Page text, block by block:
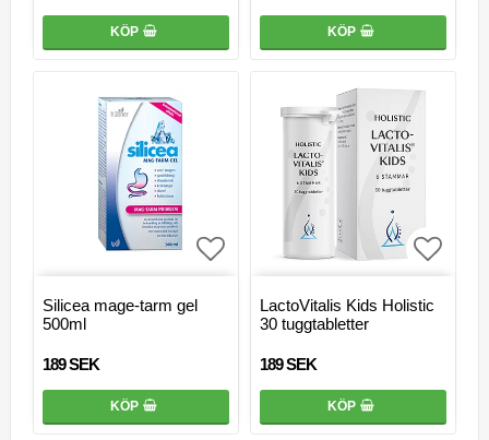
KÖP KÖP
Silicea mage-tarm gel
500ml
189 SEK
KÖP
LactoVitalis Kids Holistic
30 tuggtabletter
189 SEK
KÖP